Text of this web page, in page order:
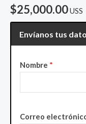
$25,000.00USS
Envíanos tus
Nombre *
Correo